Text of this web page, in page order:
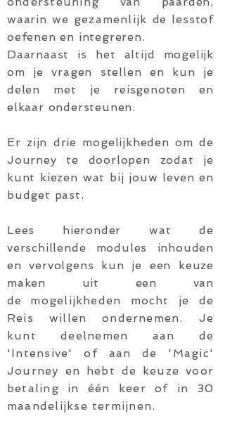
waarin we gezamenlijk de lesstof
oefenen en integreren.
Daarnaast is het altijd mogelijk
om je vragen stellen en kun je
delen met je reisgenoten en
elkaar ondersteunen.
Er zijn drie mogelijkheden om de
Journey te doorlopen zodat je
kunt kiezen wat bij jouw leven en
budget past.
Lees hieronder wat de
verschillende modules inhouden
en vervolgens kun je een keuze
maken uit een van
de mogelijkheden mocht je de
Reis willen ondernemen. Je
kunt deelnemen aan de
'Intensive' of aan de 'Magic'
Journey en hebt de keuze voor
betaling in één keer of in 30
maandelijkse termijnen.